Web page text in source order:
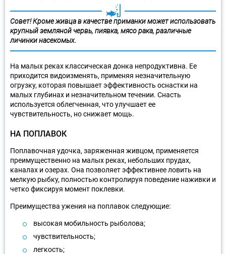
Совет! Кроме живца в качестве приманки может использовать
крупный земляной червь, пиявка, мясо рака, различные
личинки насекомых.
На малых реках классическая донка непродуктивна. Ее
приходится видоизменять, применяя незначительную
огрузку, которая повышает эффективность оснастки на
малых глубинах и незначительном течении. Снасть
используется облегченная, что улучшает ее
чувствительность, но снижает мощь.
НА ПОПЛАВОК
Поплавочная удочка, заряженная живцом, применяется
преимущественно на малых реках, небольших прудах,
каналах и озерах. Она позволяет эффективнее ловить на
мелкую рыбку, полностью контролируя поведение наживки и
четко фиксируя момент поклевки.
Преимущества ужения на поплавок следующие:
высокая мобильность рыболова;
чувствительность;
легкость;